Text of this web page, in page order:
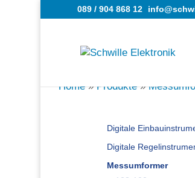
089 / 904 868 12
Home»Produkte»
Digitale
Digitale
Messumformer